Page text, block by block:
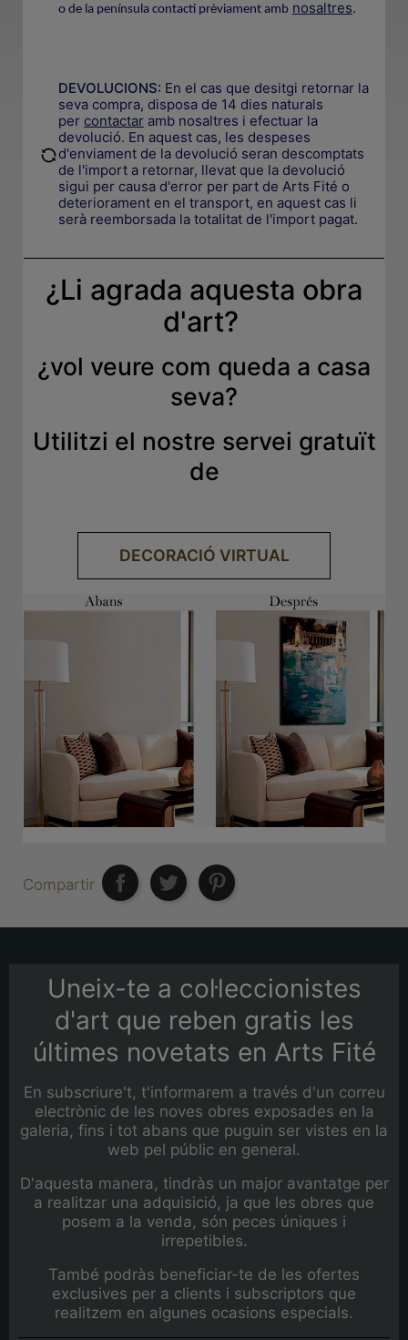
o de la península contacti prèviament amb nosaltres.
DEVOLUCIONS: En el cas que desitgi retornar la
seva compra, disposa de 14 dies naturals
per contactar amb nosaltres i efectuar la
devolució. En aquest cas, les despeses
d'enviament de la devolució seran descomptats
de l'import a retornar, llevat que la devolució
sigui per causa d'error per part de Arts Fité o
deteriorament en el transport, en aquest cas li
serà reemborsada la totalitat de l'import pagat.
¿Li agrada aquesta obra
d'art?
¿vol veure com queda a casa
seva?
Utilitzi el nostre servei gratuït
de
DECORACIÓ VIRTUAL
Compartir
Uneix-te a col·leccionistes
d'art que reben gratis les
últimes novetats en Arts Fité
En subscriure't, t'informarem a través d'un correu
electrònic de les noves obres exposades en la
galeria, fins i tot abans que puguin ser vistes en la
web pel públic en general.
D'aquesta manera, tindràs un major avantatge per
a realitzar una adquisició, ja que les obres que
posem a la venda, són peces úniques i
irrepetibles.
També podràs beneficiar-te de les ofertes
exclusives per a clients i subscriptors que
realitzem en algunes ocasions especials.